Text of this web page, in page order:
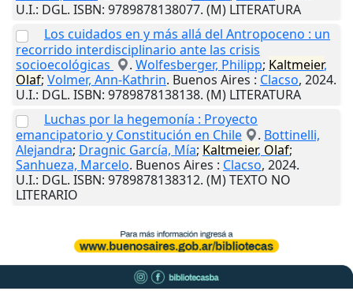
U.I.: DGL. ISBN: 9789878138077. (M) LITERATURA
Los cuidados en y más allá del Antropoceno : un
recorrido interdisciplinario ante las crisis
socioecológicas
. Wolfesberger, Philipp; Kaltmeier,
Olaf; Volmer, Ann-Kathrin. Buenos Aires : Clacso, 2024.
U.I.: DGL. ISBN: 9789878138138. (M) LITERATURA
Luchas por la hegemonía : Proyecto
emancipatorio y Constitución en Chile
. Bottinelli,
Alejandra; Dragnic García, Mía; Kaltmeier, Olaf;
Sanhueza, Marcelo. Buenos Aires : Clacso, 2024.
U.I.: DGL. ISBN: 9789878138312. (M) TEXTO NO
LITERARIO